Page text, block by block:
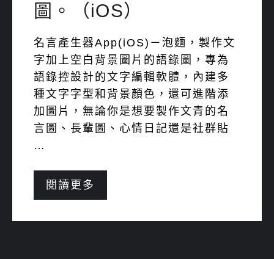
圖。（iOS）
名言產生器App(iOS)－泡麵，製作文
字加上空白背景圖片的語錄圖，專為
語錄控設計的文字編輯軟體，內建多
種文字字型和背景顏色，還可進階添
加圖片，無論你是想要製作文青的名
言圖、長輩圖、心情日記還是社群貼
…
閱讀更多